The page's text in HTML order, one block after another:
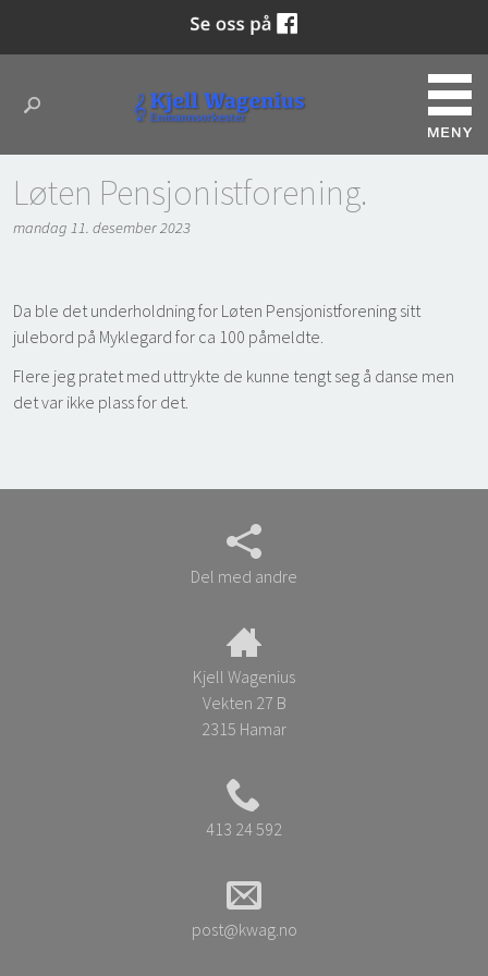
Løten Pensjonistforening.
mandag 11. desember 2023
Da ble det underholdning for Løten Pensjonistforening sitt
julebord på Myklegard for ca 100 påmeldte.
Flere jeg pratet med uttrykte de kunne tengt seg å danse men
det var ikke plass for det.
Del med andre
Kjell Wagenius
Vekten 27 B
2315 Hamar
413 24 592
post@kwag.no